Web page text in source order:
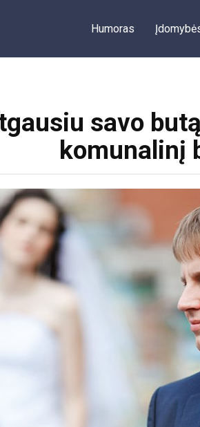
Humoras
savo
komunalinį